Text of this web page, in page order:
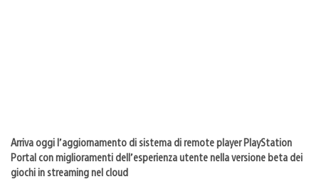
Arriva oggi l’aggiornamento di sistema di remote player PlayStation
Portal con miglioramenti dell’esperienza utente nella versione beta dei
giochi in streaming nel cloud